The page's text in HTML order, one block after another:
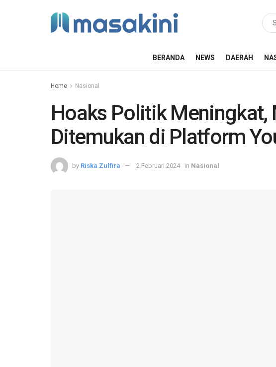
BERANDA NEWS DAERAH
Home Nasional
Hoaks Politik Meningkat,
Ditemukan di Platform
by Riska Zulfira 2 Februari 2024 in Nasional